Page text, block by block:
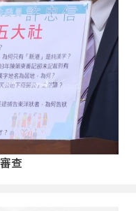
查